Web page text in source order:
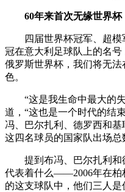
60年来首次无缘世界杯
四届世界杯冠军、超模
冠在意大利足球队上的名
俄罗斯世界杯，我们将无
色。
“这是我生命中最大的失
道，“这也是一个时代的结
冯、巴尔扎利、德罗西和基
这四名球员的国家队出场总
提到布冯、巴尔扎利和
代表着什么——2006年在柏
的这支球队中，他们三人